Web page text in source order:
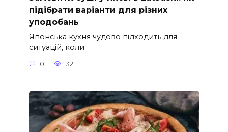
підібрати варіанти для різних
уподобань
Японська кухня чудово підходить для
ситуацій, коли
0 32